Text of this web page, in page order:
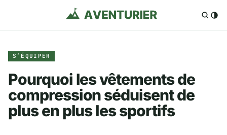
S’ÉQUIPER
Pourquoi les vêtements de
compression séduisent de
plus en plus les sportifs